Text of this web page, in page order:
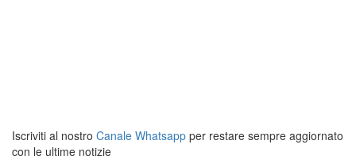
Iscriviti al nostro Canale Whatsapp per restare sempre aggiornato
con le ultime notizie